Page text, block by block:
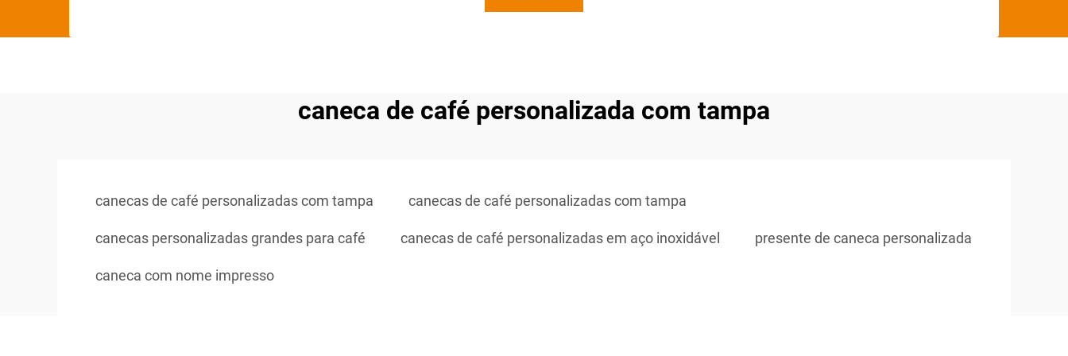
caneca de café personalizada com tampa
canecas de café personalizadas com tampa canecas de café personalizadas com tampa
canecas personalizadas grandes para café canecas de café personalizadas em aço inoxidável presente de caneca personalizada
caneca com nome impresso